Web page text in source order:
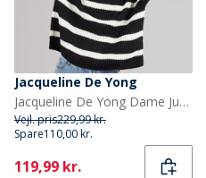
Jacqueline De Yong
Jacqueline De Yong Dame Justy Stribet Sweater Sort
Vejl. pris229,99 kr.
Spare110,00 kr.
Current
119,99 kr.